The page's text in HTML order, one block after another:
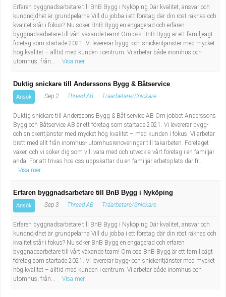
Erfaren byggnadsarbetare till BnB Bygg i Nyköping Där kvalitet, ansvar och
kundnöjdhet är grundpelarna Vill du jobba i ett företag där din röst räknas och
kvalitet står i fokus? Nu söker BnB Bygg en engagerad och erfaren
byggnadsarbetare till vårt växande team! Om oss BnB Bygg är ett familjeägt
företag som startade 2021. Vi levererar bygg- och snickeritjänster med mycket
hög kvalitet – alltid med kunden i centrum. Vi arbetar både inomhus och
utomhus, från...
Visa mer
Duktig snickare till Anderssons Bygg & Båtservice
Ansök Sep 2 Thread AB Träarbetare/Snickare
Duktig snickare till Anderssons Bygg & Båt service AB Om jobbet Anderssons
Bygg och Båtservice AB är ett företag som startade 2021. Vi levererar bygg-
och snickeritjänster med mycket hög kvalitet – med kunden i fokus. Vi arbetar
brett med allt från inomhus- utomhusrenoveringar till takarbeten. Företaget
växer, och vi söker dig som vill vara med och utveckla vårt företag i en familjär
anda. För att trivas hos oss uppskattar du en familjär arbetsplats där fr...
Visa mer
Erfaren byggnadsarbetare till BnB Bygg i Nyköping
Ansök Sep 3 Thread AB Träarbetare/Snickare
Erfaren byggnadsarbetare till BnB Bygg i Nyköping Där kvalitet, ansvar och
kundnöjdhet är grundpelarna Vill du jobba i ett företag där din röst räknas och
kvalitet står i fokus? Nu söker BnB Bygg en engagerad och erfaren
byggnadsarbetare till vårt växande team! Om oss BnB Bygg är ett familjeägt
företag som startade 2021. Vi levererar bygg- och snickeritjänster med mycket
hög kvalitet – alltid med kunden i centrum. Vi arbetar både inomhus och
utomhus, från...
Visa mer